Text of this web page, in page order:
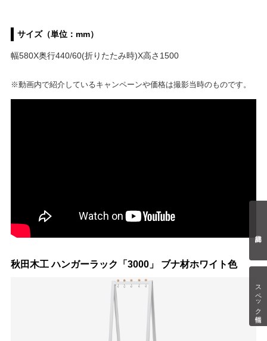
スペック情報
サイズ（単位：mm）
幅580X奥行440/60(折りたたみ時)X高さ1500
※動画内で紹介しているキャンペーンや価格は撮影当時のものです。
秋田木工 ハンガーラック「3000」 ブナ材ホワイト色